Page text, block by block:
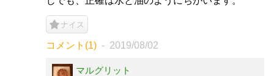
ナイス
コメント(1) 2019/08/02
マルグリット